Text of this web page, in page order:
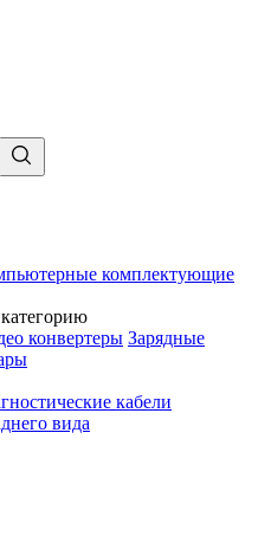
комплектующие
конвертеры Зарядные
кабели
вида